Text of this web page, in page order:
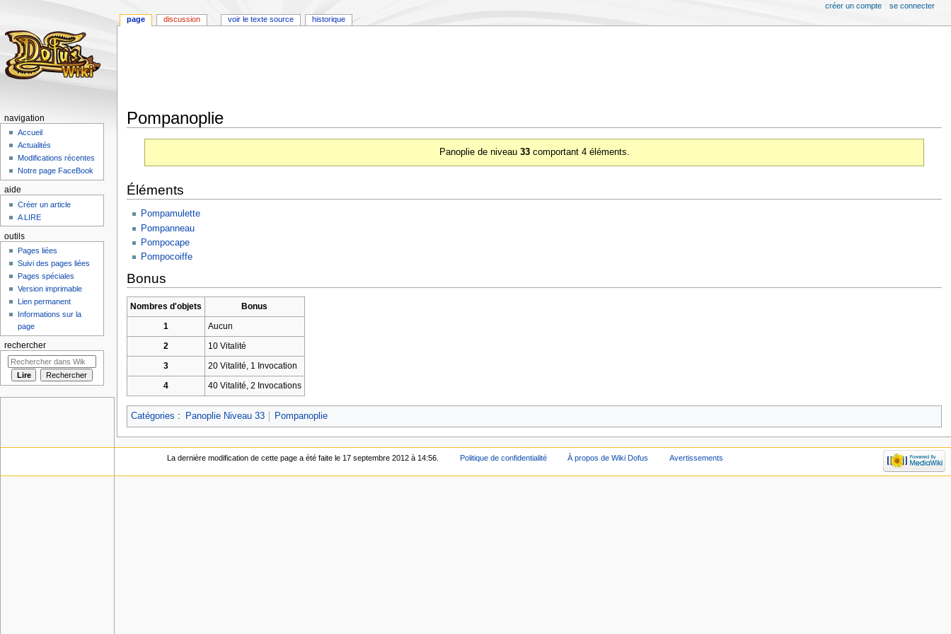
Pompanoplie
navigation
recherche
Panoplie de niveau 33comportant 4 éléments.
Éléments
Pompamulette
Pompanneau
Pompocape
Pompocoiffe
Bonus
Nombres d'objets
Bonus
1
Aucun
2
10 Vitalité
3
20 Vitalité, 1 Invocation
4
40 Vitalité, 2 Invocations
Catégories : Panoplie Niveau 33 Pompanoplie
page discussion voir le texte source historique
créer un compte se connecter
navigation
Accueil
Actualités
Modifications récentes
Notre page FaceBook
aide
Créer un article
A LIRE
outils
Pages liées
Suivi des pages liées
Pages spéciales
Version imprimable
Lien permanent
Informations sur la
page
rechercher
La dernière modification de cette page a été faite le 17 septembre 2012 à 14:56. Politique de confidentialité À propos de Wiki Dofus Avertissements